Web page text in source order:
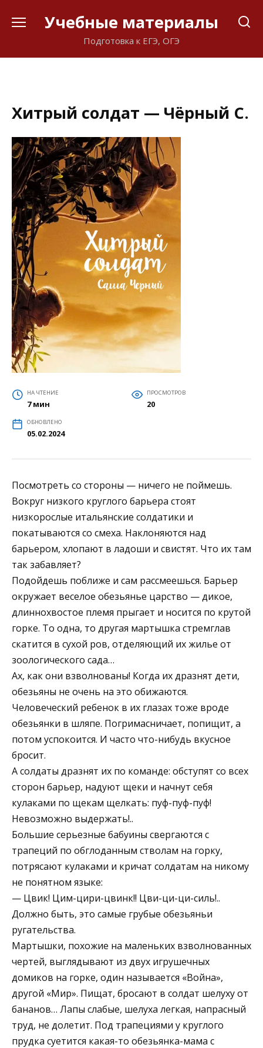
Учебные материалы
Подготовка к ЕГЭ, ОГЭ
Хитрый солдат — Чёрный С.
НА ЧТЕНИЕ
7 мин
ПРОСМОТРОВ
20
ОБНОВЛЕНО
05.02.2024
Посмотреть со стороны — ничего не поймешь.
Вокруг низкого круглого барьера стоят
низкорослые итальянские солдатики и
покатываются со смеха. Наклоняются над
барьером, хлопают в ладоши и свистят. Что их там
так забавляет?
Подойдешь поближе и сам рассмеешься. Барьер
окружает веселое обезьянье царство — дикое,
длиннохвостое племя прыгает и носится по крутой
горке. То одна, то другая мартышка стремглав
скатится в сухой ров, отделяющий их жилье от
зоологического сада…
Ах, как они взволнованы! Когда их дразнят дети,
обезьяны не очень на это обижаются.
Человеческий ребенок в их глазах тоже вроде
обезьянки в шляпе. Погримасничает, попищит, а
потом успокоится. И часто что-нибудь вкусное
бросит.
А солдаты дразнят их по команде: обступят со всех
сторон барьер, надуют щеки и начнут себя
кулаками по щекам щелкать: пуф-пуф-пуф!
Невозможно выдержать!..
Большие серьезные бабуины свергаются с
трапеций по обглоданным стволам на горку,
потрясают кулаками и кричат солдатам на никому
не понятном языке:
— Цвик! Цим-цири-цвинк!! Цви-ци-ци-силь!..
Должно быть, это самые грубые обезьяньи
ругательства.
Мартышки, похожие на маленьких взволнованных
чертей, выглядывают из двух игрушечных
домиков на горке, один называется «Война»,
другой «Мир». Пищат, бросают в солдат шелуху от
бананов… Лапы слабые, шелуха легкая, напрасный
труд, не долетит. Под трапециями у круглого
прудка суетится какая-то обезьянка-мама с